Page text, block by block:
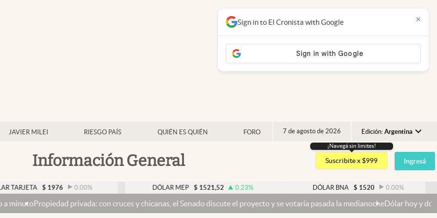
JAVIER MILEI RIESGO PAÍS QUIÉN ES QUIÉN FORO 7 de agosto de 2026 Edición: Argentina
Argentina
España
USA
Información General
¡Navegá sin limites!
Suscribite x $999 Ingresá
$ 1976 0.00% DÓLAR MEP $ 1521,52 0.23% DÓLAR BNA $ 1520 0.00%
privada: con cruces y chicanas, el Senado discute el proyecto y se votaría pasada la medianoche Dólar hoy y dólar blue hoy:
Sign in to El Cronista with Google ×